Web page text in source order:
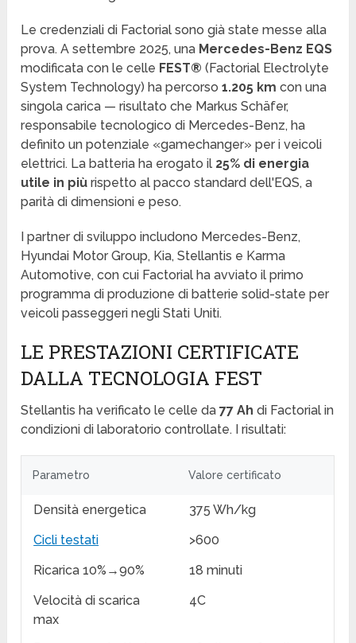
Le credenziali di Factorial sono già state messe alla
prova. A settembre 2025, una Mercedes-Benz EQS
modificata con le celle FEST® (Factorial Electrolyte
System Technology) ha percorso1.205 km con una
singola carica — risultato che Markus Schäfer,
responsabile tecnologico di Mercedes-Benz, ha
definito un potenziale «gamechanger» per i veicoli
elettrici. La batteria ha erogato il 25% di energia
utile in più rispetto al pacco standard dell'EQS, a
parità di dimensioni e peso.
I partner di sviluppo includono Mercedes-Benz,
Hyundai Motor Group, Kia, Stellantis e Karma
Automotive, con cui Factorial ha avviato il primo
programma di produzione di batterie solid-state per
veicoli passeggeri negli Stati Uniti.
LE PRESTAZIONI CERTIFICATE
DALLA TECNOLOGIA FEST
Stellantis ha verificato le celle da77 Ah di Factorial in
condizioni di laboratorio controllate. I risultati:
Parametro Valore certificato
Densità energetica
375 Wh/kg
Cicli testati
>600
Ricarica 10%→90%
18 minuti
Velocità di scarica
max
4C